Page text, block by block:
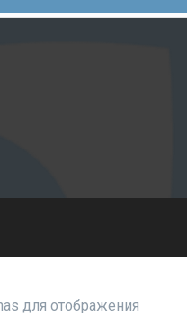
для отображения